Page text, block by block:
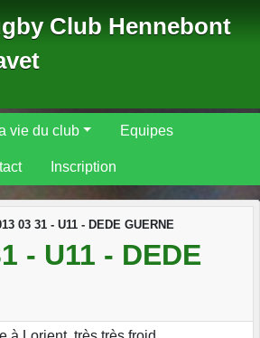
Club Hennebont
vie du club Equipes
Inscription
03 31 - U11 - DEDE GUERNE
- U11 - DEDE
cookies